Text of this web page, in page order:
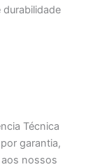
Técnica
garantia,
nossos